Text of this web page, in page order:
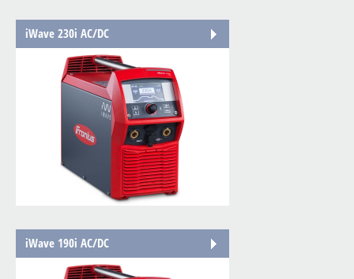
iWave 230i AC/DC
iWave 190i AC/DC